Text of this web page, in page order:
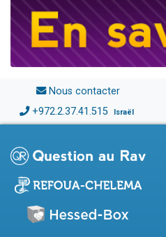
Nous contacter
+972.2.37.41.515 Israël